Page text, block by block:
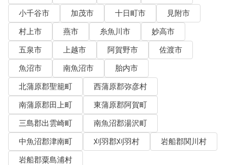
小千谷市
加茂市 十日町市
見附市
村上市
燕市 糸魚川市
妙高市
五泉市
上越市 阿賀野市
佐渡市
魚沼市
南魚沼市
胎内市
北蒲原郡聖籠町
西蒲原郡弥彦村
南蒲原郡田上町
東蒲原郡阿賀町
三島郡出雲崎町
南魚沼郡湯沢町
中魚沼郡津南町
刈羽郡刈羽村
岩船郡関川村
岩船郡粟島浦村